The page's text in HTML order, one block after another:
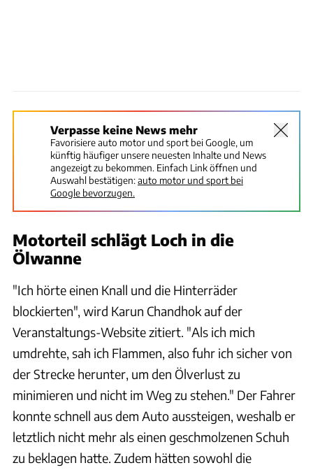
Verpasse keine News mehr
Favorisiere auto motor und sport bei Google, um
künftig häufiger unsere neuesten Inhalte und News
angezeigt zu bekommen. Einfach Link öffnen und
Auswahl bestätigen:auto motor und sport bei
Google bevorzugen.
Motorteil schlägt Loch in die
Ölwanne
"Ich hörte einen Knall und die Hinterräder
blockierten", wird Karun Chandhok auf der
Veranstaltungs-Website zitiert. "Als ich mich
umdrehte, sah ich Flammen, also fuhr ich sicher von
der Strecke herunter, um den Ölverlust zu
minimieren und nicht im Weg zu stehen." Der Fahrer
konnte schnell aus dem Auto aussteigen, weshalb er
letztlich nicht mehr als einen geschmolzenen Schuh
zu beklagen hatte. Zudem hätten sowohl die